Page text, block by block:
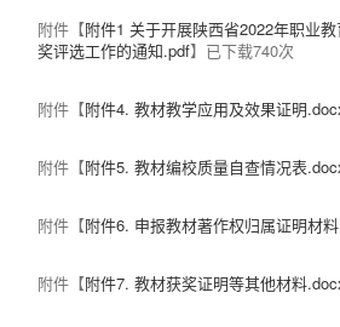
附件【附件1 关于开展陕西省2022年职业
奖评选工作的通知.pdf】已下载740次
附件【附件4. 教材教学应用及效果证明
附件【附件5. 教材编校质量自查情况表
附件【附件6. 申报教材著作权归属证明材
附件【附件7. 教材获奖证明等其他材料